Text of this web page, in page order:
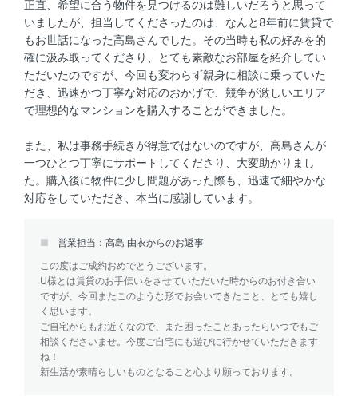
正直、希望に合う物件を見つけるのは難しいだろうと思って
いましたが、担当してくださったのは、なんと8年前に賃貸で
もお世話になった高島さんでした。その当時も私の好みを的
確に汲み取ってくださり、とても素敵なお部屋を紹介してい
ただいたのですが、今回も変わらず親身に相談に乗っていた
だき、迅速かつ丁寧な対応のおかげで、競争が激しいエリア
で理想的なマンションを購入することができました。
また、私は事務手続きが得意ではないのですが、高島さんが
一つひとつ丁寧にサポートしてくださり、大変助かりまし
た。購入後に物件に少し問題があった際も、迅速で細やかな
対応をしていただき、本当に感謝しています。
営業担当：高島 由衣からのお返事
この度はご成約おめでとうございます。
U様とは賃貸のお手伝いをさせていただいた時からのお付き合い
ですが、今回またこのような形でお会いできたこと、とても嬉し
く思います。
ご自宅からもお近くなので、また困ったことあったらいつでもご
相談くださいませ。今度ご自宅にも遊びに行かせていただきます
ね！
新生活が素晴らしいものとなること心より願っております。